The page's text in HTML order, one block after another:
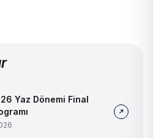
Yaz Dönemi Final